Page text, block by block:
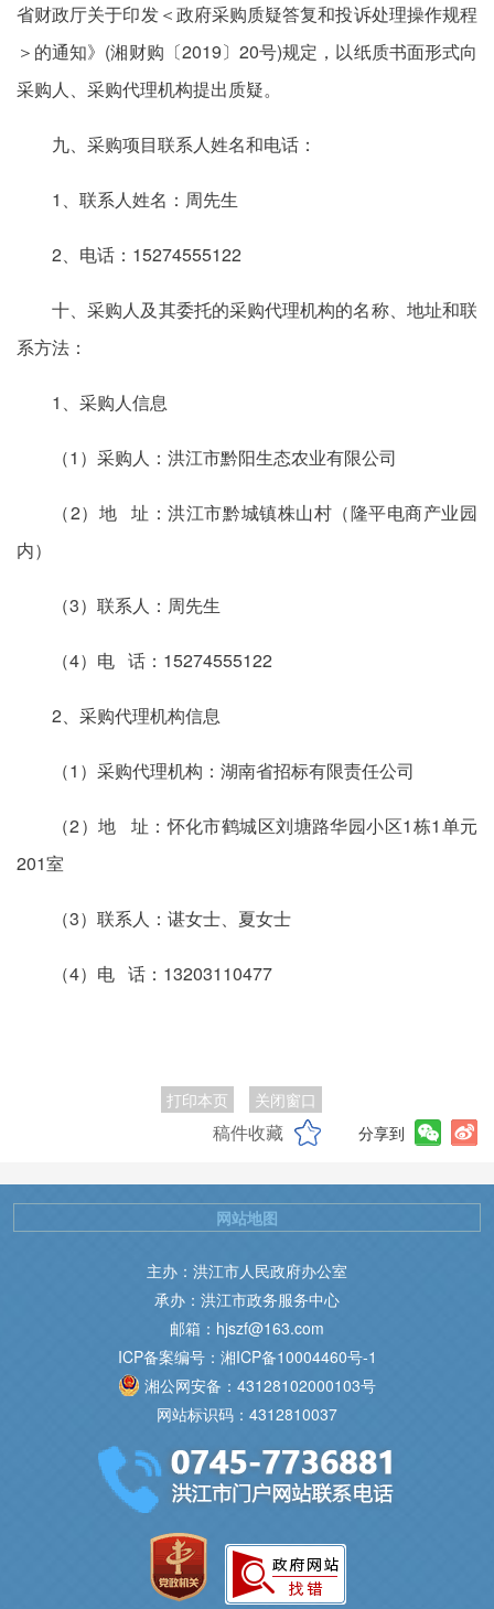
省财政厅关于印发＜政府采购质疑答复和投诉处理操作规程
＞的通知》(湘财购〔2019〕20号)规定，以纸质书面形式向
采购人、采购代理机构提出质疑。
九、采购项目联系人姓名和电话：
1、联系人姓名：周先生
2、电话：15274555122
十、采购人及其委托的采购代理机构的名称、地址和联
系方法：
1、采购人信息
（1）采购人：洪江市黔阳生态农业有限公司
（2）地 址：洪江市黔城镇株山村（隆平电商产业园
内）
（3）联系人：周先生
（4）电 话：15274555122
2、采购代理机构信息
（1）采购代理机构：湖南省招标有限责任公司
（2）地 址：怀化市鹤城区刘塘路华园小区1栋1单元
201室
（3）联系人：谌女士、夏女士
（4）电 话：13203110477
打印本页 关闭窗口
稿件收藏 分享到
主办：洪江市人民政府办公室
承办：洪江市政务服务中心
邮箱：hjszf@163.com
ICP备案编号：湘ICP备10004460号-1
湘公网安备：43128102000103号
网站标识码：4312810037
网站地图